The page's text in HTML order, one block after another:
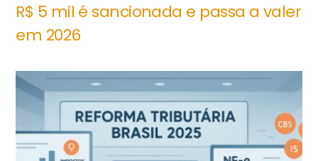
R$ 5 mil é sancionada e passa a valer
em 2026